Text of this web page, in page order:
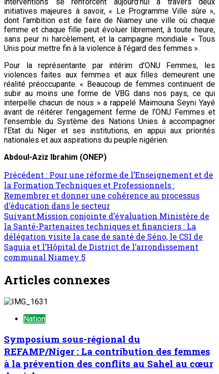
initiatives majeures à savoir, « Le Programme Ville sûre »,
dont l’ambition est de faire de Niamey une ville où chaque
femme et chaque fille peut évoluer librement, à toute heure,
sans peur ni harcèlement, et la campagne mondiale « Tous
Unis pour mettre fin à la violence à l’égard des femmes ».
Pour la représentante par intérim d’ONU Femmes, les
violences faites aux femmes et aux filles demeurent une
réalité préoccupante. « Beaucoup de femmes continuent de
subir au moins une forme de VBG dans nos pays, ce qui
interpelle chacun de nous » a rappelé Maimouna Seyni Yayé
avant de réitérer l’engagement ferme de l’ONU Femmes et
l’ensemble du Système des Nations Unies à accompagner
l’Etat du Niger et ses institutions, en appui aux priorités
nationales et aux aspirations du peuple nigérien.
Abdoul-Aziz Ibrahim (ONEP)
Précédent : Pour une réforme de l’Enseignement et de
la Formation Techniques et Professionnels :
Remembrer et donner une cohérence au processus
d’éducation dans le secteur
Suivant:Mission conjointe d’évaluation Ministère de
la Santé-Partenaires techniques et financiers : La
délégation visite la case de santé de Séno, le CSI de
Saguia et l’Hôpital de District de l’arrondissement
communal Niamey 5
Articles connexes
Nation
Symposium sous-régional du
REFAMP/Niger : La contribution des femmes
à la prévention des conflits au Sahel au cœur